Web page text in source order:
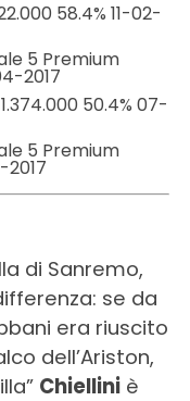
58.4% 11-02-
5 Premium
2017
50.4% 07-
5 Premium
2017
di Sanremo,
se da
era riuscito
dell’Ariston,
Chielliniè